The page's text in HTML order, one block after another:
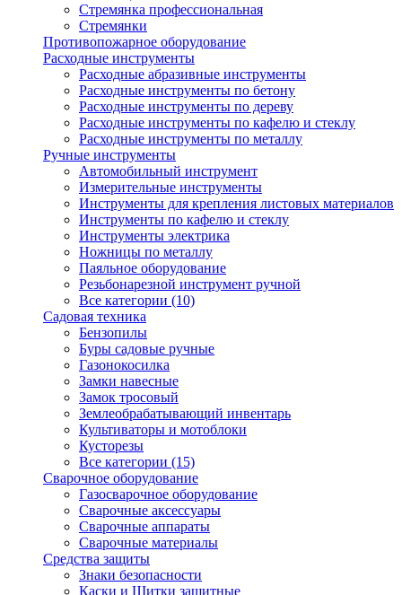
Стремянка профессиональная
Стремянки
Противопожарное оборудование
Расходные инструменты
Расходные абразивные инструменты
Расходные инструменты по бетону
Расходные инструменты по дереву
Расходные инструменты по кафелю и стеклу
Расходные инструменты по металлу
Ручные инструменты
Автомобильный инструмент
Измерительные инструменты
Инструменты для крепления листовых материалов
Инструменты по кафелю и стеклу
Инструменты электрика
Ножницы по металлу
Паяльное оборудование
Резьбонарезной инструмент ручной
Все категории (10)
Садовая техника
Бензопилы
Буры садовые ручные
Газонокосилка
Замки навесные
Замок тросовый
Землеобрабатывающий инвентарь
Культиваторы и мотоблоки
Кусторезы
Все категории (15)
Сварочное оборудование
Газосварочное оборудование
Сварочные аксессуары
Сварочные аппараты
Сварочные материалы
Средства защиты
Знаки безопасности
Каски и Щитки защитные